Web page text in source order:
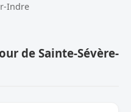
Indre
de Sainte-Sévère-